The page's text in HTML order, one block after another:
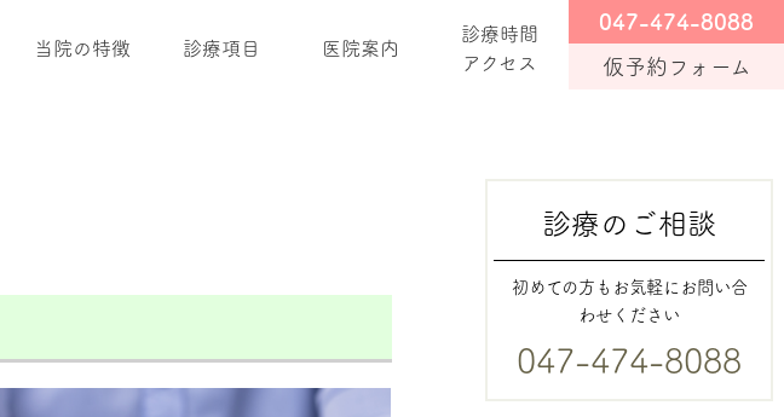
当院の特徴 診療項目 医院案内
診療時間
アクセス
047-474-8088
仮予約フォーム
診療のご相談
初めての方もお気軽にお問い合
わせください
047-474-8088